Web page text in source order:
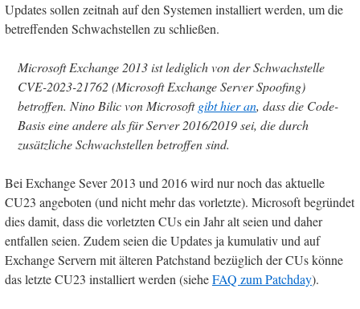
Updates sollen zeitnah auf den Systemen installiert werden, um die
betreffenden Schwachstellen zu schließen.
Microsoft Exchange 2013 ist lediglich von der Schwachstelle
CVE-2023-21762 (Microsoft Exchange Server Spoofing)
betroffen. Nino Bilic von Microsoftgibt hier an, dass die Code-
Basis eine andere als für Server 2016/2019 sei, die durch
zusätzliche Schwachstellen betroffen sind.
Bei Exchange Sever 2013 und 2016 wird nur noch das aktuelle
CU23 angeboten (und nicht mehr das vorletzte). Microsoft begründet
dies damit, dass die vorletzten CUs ein Jahr alt seien und daher
entfallen seien. Zudem seien die Updates ja kumulativ und auf
Exchange Servern mit älteren Patchstand bezüglich der CUs könne
das letzte CU23 installiert werden (sieheFAQ zum Patchday).